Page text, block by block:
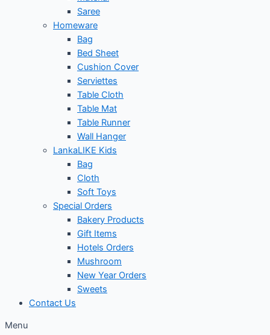
Saree
Homeware
Bag
Bed Sheet
Cushion Cover
Serviettes
Table Cloth
Table Mat
Table Runner
Wall Hanger
LankaLIKE Kids
Bag
Cloth
Soft Toys
Special Orders
Bakery Products
Gift Items
Hotels Orders
Mushroom
New Year Orders
Sweets
Contact Us
Menu